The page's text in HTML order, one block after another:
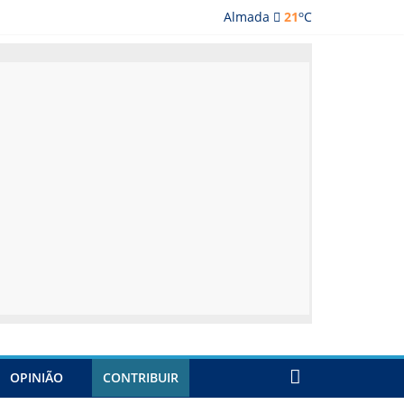
Almada 21oC
OPINIÃO CONTRIBUIR